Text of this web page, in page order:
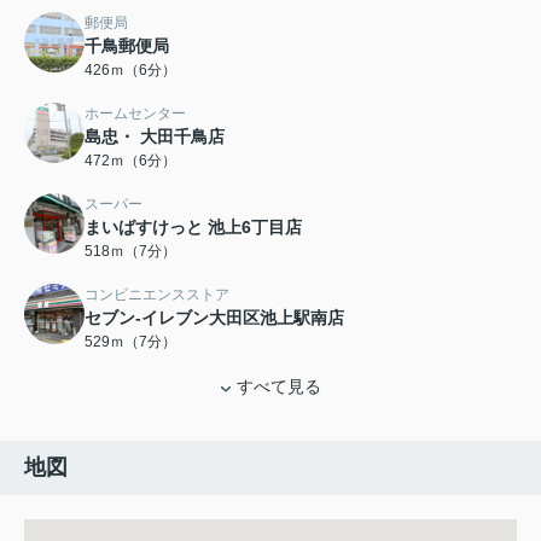
郵便局
千鳥郵便局
426ｍ（6分）
ホームセンター
島忠・ 大田千鳥店
472ｍ（6分）
スーパー
まいばすけっと 池上6丁目店
518ｍ（7分）
コンビニエンスストア
セブン-イレブン大田区池上駅南店
529ｍ（7分）
すべて見る
地図